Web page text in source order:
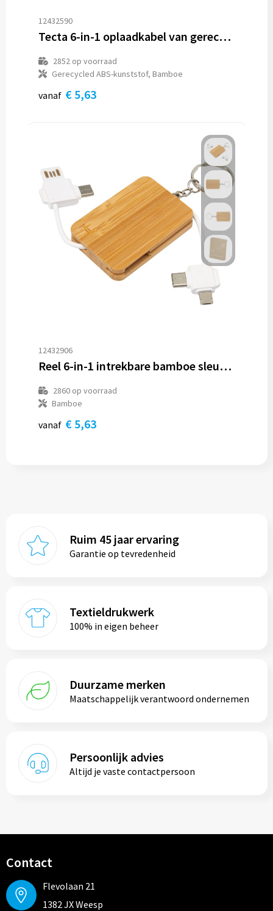
12432590
Tecta 6-in-1 oplaadkabel van gerecycled plastic/bamboe met sleutelhanger
2852op voorraad
Gerecycled ABS-kunststof, Bamboe
vanaf € 5,63
12432906
Reel 6-in-1 intrekbare bamboe sleutelhanger oplaadkabel
2860op voorraad
Bamboe
vanaf € 5,63
Ruim 45 jaar ervaring
Garantie op tevredenheid
Textieldrukwerk
100% in eigen beheer
Duurzame merken
Maatschappelijk verantwoord ondernemen
Persoonlijk advies
Altijd je vaste contactpersoon
Contact
Flevolaan 21
1382 JX Weesp